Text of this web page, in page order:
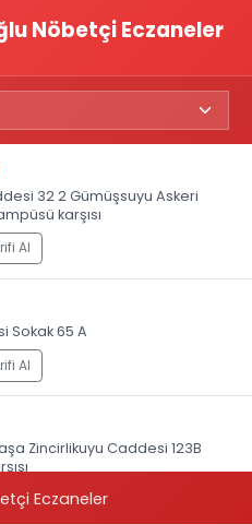
Nöbetçi Eczaneler
32 2 Gümüşsuyu Askeri
karşısı
Al
Sokak 65 A
Al
Zincirlikuyu Caddesi 123B
AlEczaneler